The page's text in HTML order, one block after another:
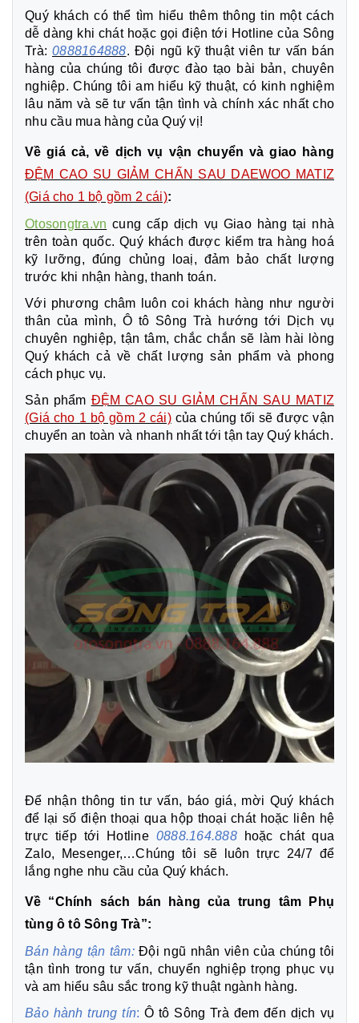
Quý khách có thể tìm hiểu thêm thông tin một cách
dễ dàng khi chát hoặc gọi điện tới Hotline của Sông
Trà: 0888164888. Đội ngũ kỹ thuật viên tư vấn bán
hàng của chúng tôi được đào tạo bài bản, chuyên
nghiệp. Chúng tôi am hiểu kỹ thuật, có kinh nghiệm
lâu năm và sẽ tư vấn tận tình và chính xác nhất cho
nhu cầu mua hàng của Quý vị!
Về giá cả, về dịch vụ vận chuyển và giao hàng
ĐỆM CAO SU GIẢM CHẤN SAU DAEWOO MATIZ
(Giá cho 1 bộ gồm 2 cái):
Otosongtra.vn cung cấp dịch vụ Giao hàng tại nhà
trên toàn quốc. Quý khách được kiểm tra hàng hoá
kỹ lưỡng, đúng chủng loaị, đảm bảo chất lượng
trước khi nhận hàng, thanh toán.
Với phương châm luôn coi khách hàng như người
thân của mình, Ô tô Sông Trà hướng tới Dịch vụ
chuyên nghiệp, tận tâm, chắc chắn sẽ làm hài lòng
Quý khách cả về chất lượng sản phẩm và phong
cách phục vụ.
Sản phẩm ĐỆM CAO SU GIẢM CHẤN SAU MATIZ
(Giá cho 1 bộ gồm 2 cái) của chúng tối sẽ được vận
chuyển an toàn và nhanh nhất tới tận tay Quý khách.
Để nhận thông tin tư vấn, báo giá, mời Quý khách
để lại số điện thoại qua hộp thoại chát hoặc liên hệ
trực tiếp tới Hotline 0888.164.888hoặc chát qua
Zalo, Mesenger,…Chúng tôi sẽ luôn trực 24/7 để
lắng nghe nhu cầu của Quý khách.
Về “Chính sách bán hàng của trung tâm Phụ
tùng ô tô Sông Trà”:
Bán hàng tận tâm: Đội ngũ nhân viên của chúng tôi
tận tình trong tư vấn, chuyển nghiệp trọng phục vụ
và am hiểu sâu sắc trong kỹ thuật ngành hàng.
Bảo hành trung tín:Ô tô Sông Trà đem đến dịch vụ